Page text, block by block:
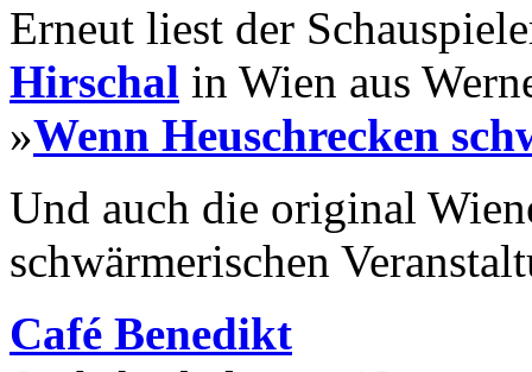
Erneut liest der
Hirschal in Wien aus
»Wenn Heuschrecken
Und auch die original
schwärmerischen
Café Benedikt